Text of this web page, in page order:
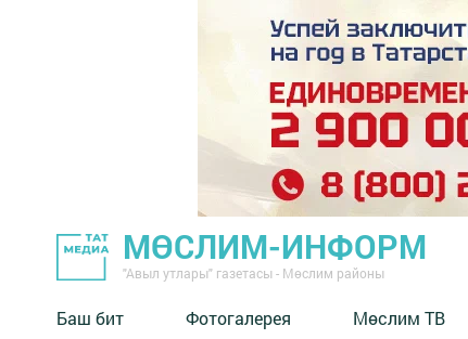
МӨСЛИМ-ИНФОРМ
"Авыл утлары" газетасы - Мөслим районы
Баш бит Фотогалерея Мөслим ТВ